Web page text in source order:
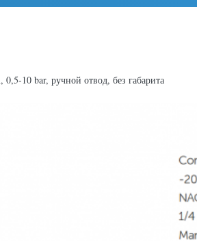
10 bar, ручной отвод, без габарита